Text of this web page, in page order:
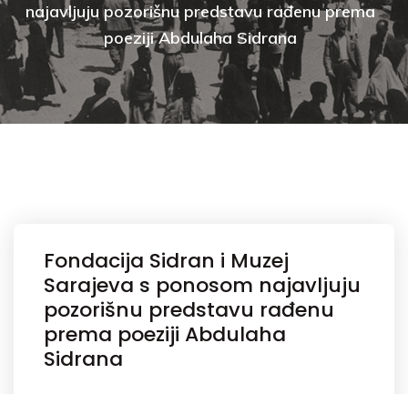
najavljuju pozorišnu predstavu rađenu prema
poeziji Abdulaha Sidrana
Fondacija Sidran i Muzej
Sarajeva s ponosom najavljuju
pozorišnu predstavu rađenu
prema poeziji Abdulaha
Sidrana